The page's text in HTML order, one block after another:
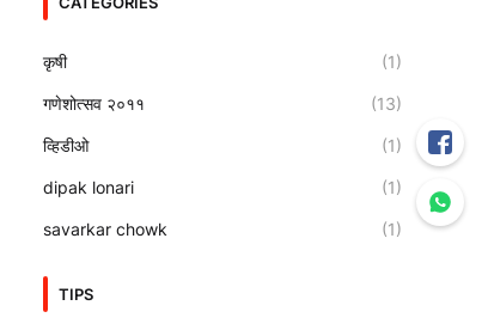
कृषी (1)
गणेशोत्सव २०११ (13)
व्हिडीओ (1)
dipak lonari (1)
savarkar chowk (1)
TIPS